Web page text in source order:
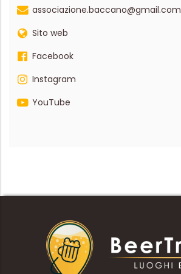
associazione.baccano@gmail.com
Sito web
Facebook
Instagram
YouTube